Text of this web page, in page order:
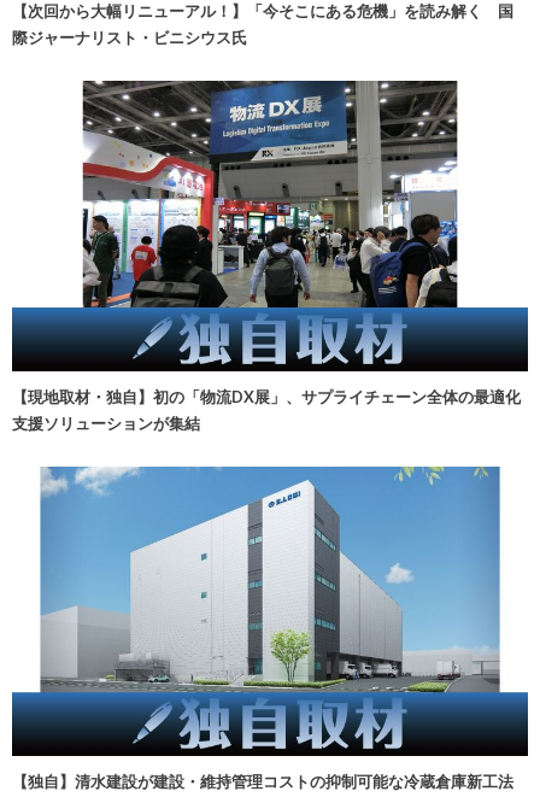
【次回から大幅リニューアル！】「今そこにある危機」を読み解く 国
際ジャーナリスト・ビニシウス氏
【現地取材・独自】初の「物流DX展」、サプライチェーン全体の最適化
支援ソリューションが集結
【独自】清水建設が建設・維持管理コストの抑制可能な冷蔵倉庫新工法